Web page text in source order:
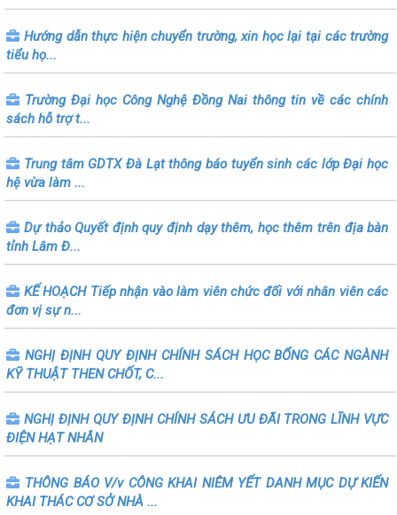
Hướng dẫn thực hiện chuyển trường, xin học lại tại các trường
tiểu họ...
Trường Đại học Công Nghệ Đồng Nai thông tin về các chính
sách hỗ trợ t...
Trung tâm GDTX Đà Lạt thông báo tuyển sinh các lớp Đại học
hệ vừa làm ...
Dự thảo Quyết định quy định dạy thêm, học thêm trên địa bàn
tỉnh Lâm Đ...
KẾ HOẠCH Tiếp nhận vào làm viên chức đối với nhân viên các
đơn vị sự n...
NGHỊ ĐỊNH QUY ĐỊNH CHÍNH SÁCH HỌC BỔNG CÁC NGÀNH
KỸ THUẬT THEN CHỐT, C...
NGHỊ ĐỊNH QUY ĐỊNH CHÍNH SÁCH ƯU ĐÃI TRONG LĨNH VỰC
ĐIỆN HẠT NHÂN
THÔNG BÁO V/v CÔNG KHAI NIÊM YẾT DANH MỤC DỰ KIẾN
KHAI THÁC CƠ SỞ NHÀ ...